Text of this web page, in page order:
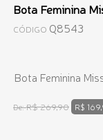
Bota Feminina
CÓDIGO Q8543
Bota Feminina
De:R$ 269,90 R$